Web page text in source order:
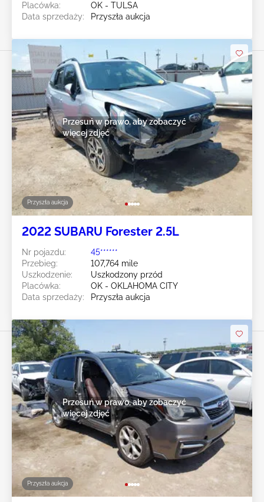
Placówka:
OK - TULSA
Data sprzedaży:
Przyszła aukcja
Przyszła aukcja
Przesuń w prawo, aby zobaczyć
więcej zdjęć
2022 SUBARU Forester 2.5L
Nr pojazdu:
45******
Przebieg:
107,764 mile
Uszkodzenie:
Uszkodzony przód
Placówka:
OK - OKLAHOMA CITY
Data sprzedaży:
Przyszła aukcja
Przyszła aukcja
Przesuń w prawo, aby zobaczyć
więcej zdjęć